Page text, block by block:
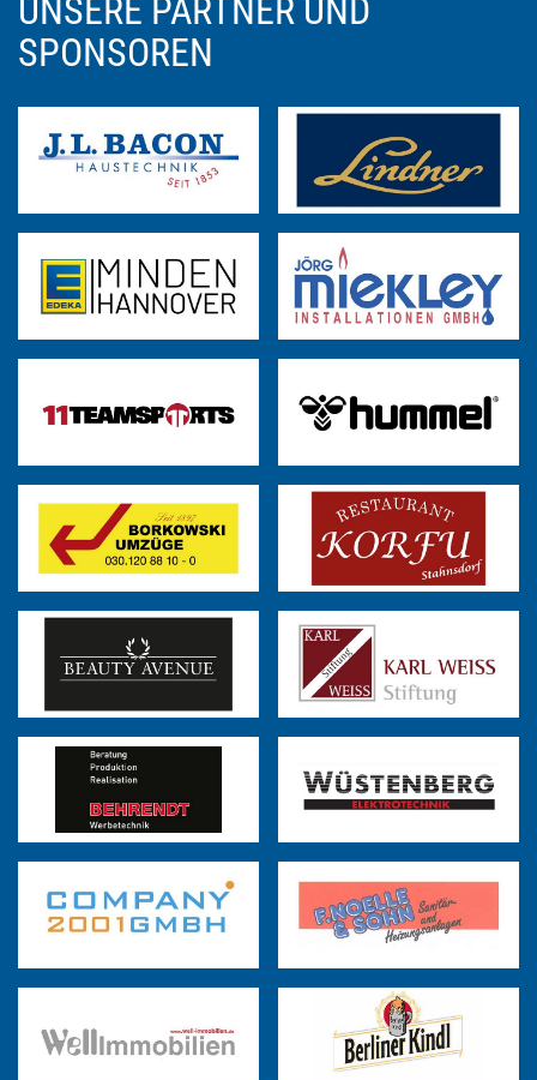
UNSERE PARTNER UND
SPONSOREN